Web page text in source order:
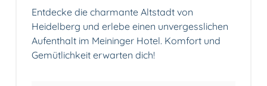
Entdecke die charmante Altstadt von
Heidelberg und erlebe einen unvergesslichen
Aufenthalt im Meininger Hotel. Komfort und
Gemütlichkeit erwarten dich!